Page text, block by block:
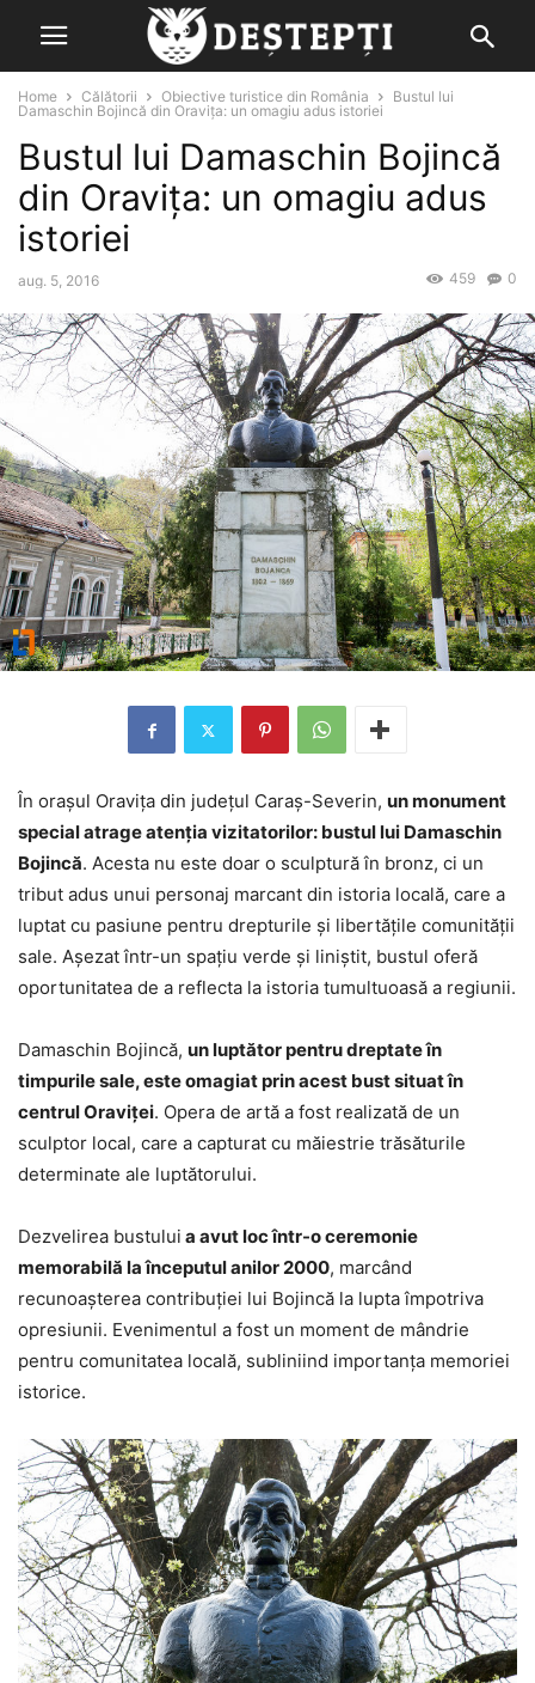
Home Călătorii Obiective turistice din România
Bustul lui
Damaschin Bojincă din Oravița: un omagiu adus istoriei
Bustul lui Damaschin Bojincă
din Oravița: un omagiu adus
istoriei
aug. 5, 2016 0
459
În orașul Oravița din județul Caraș-Severin, un monument
special atrage atenția vizitatorilor: bustul lui Damaschin
Bojincă. Acesta nu este doar o sculptură în bronz, ci un
tribut adus unui personaj marcant din istoria locală, care a
luptat cu pasiune pentru drepturile și libertățile comunității
sale. Așezat într-un spațiu verde și liniștit, bustul oferă
oportunitatea de a reflecta la istoria tumultuoasă a regiunii.
Damaschin Bojincă, un luptător pentru dreptate în
timpurile sale, este omagiat prin acest bust situat în
centrul Oraviței. Opera de artă a fost realizată de un
sculptor local, care a capturat cu măiestrie trăsăturile
determinate ale luptătorului.
Dezvelirea bustului a avut loc într-o ceremonie
memorabilă la începutul anilor 2000, marcând
recunoașterea contribuției lui Bojincă la lupta împotriva
opresiunii. Evenimentul a fost un moment de mândrie
pentru comunitatea locală, subliniind importanța memoriei
istorice.